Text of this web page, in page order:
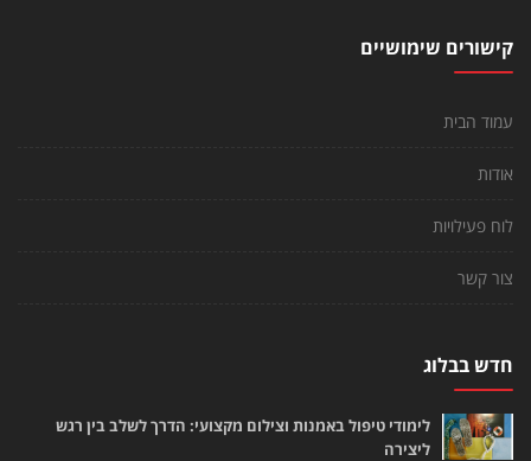
קישורים שימושיים
עמוד הבית
אודות
לוח פעילויות
צור קשר
חדש בבלוג
לימודי טיפול באמנות וצילום מקצועי: הדרך לשלב בין רגש
ליצירה